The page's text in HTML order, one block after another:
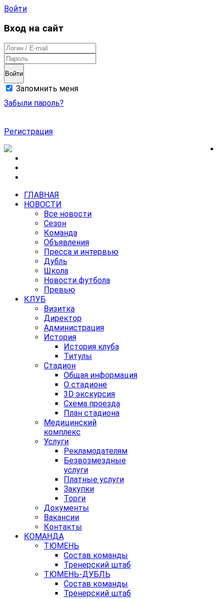
Войти
Вход на сайт
Войти
Запомнить меня
Забыли пароль?
Регистрация
ГЛАВНАЯ
НОВОСТИ
Все новости
Сезон
Команда
Объявления
Пресса и интервью
Дубль
Школа
Новости футбола
Превью
КЛУБ
Визитка
Директор
Администрация
История
История клуба
Титулы
Стадион
Общая информация
О стадионе
3D экскурсия
Схема проезда
План стадиона
Медицинский
комплекс
Услуги
Рекламодателям
Безвозмездные
услуги
Платные услуги
Закупки
Торги
Документы
Вакансии
Контакты
КОМАНДА
ТЮМЕНЬ
Состав команды
Тренерский штаб
ТЮМЕНЬ-ДУБЛЬ
Состав команды
Тренерский штаб